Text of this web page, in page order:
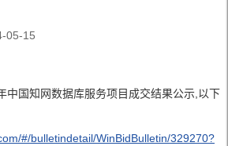
05-15
中国知网数据库服务项目成交结果公示,以下
#/bulletindetail/WinBidBulletin/329270?